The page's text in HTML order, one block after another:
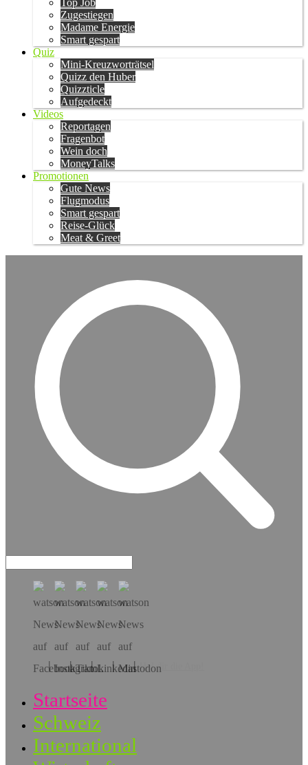
Top Job
Zugestiegen
Madame Energie
Smart gespart
Quiz
Mini-Kreuzworträtsel
Quizz den Huber
Quizzticle
Aufgedeckt
Videos
Reportagen
Fragenbot
Wein doch
MoneyTalks
Promotionen
Gute News
Flugmodus
Smart gespart
Reise-Glück
Meat & Greet
Hol dir die App!
Startseite
Schweiz
International